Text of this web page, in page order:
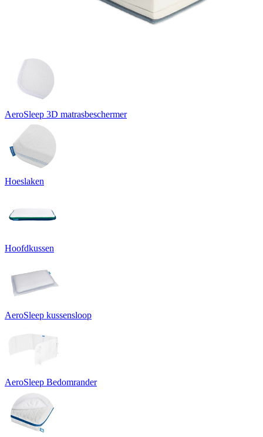
AeroSleep 3D matrasbeschermer
Hoeslaken
Hoofdkussen
AeroSleep kussensloop
AeroSleep Bedomrander